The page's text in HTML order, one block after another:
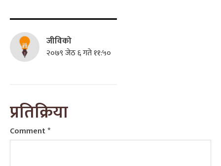
जीविको
२०७९ जेठ ६ गते ११:५०
प्रतिक्रिया
Comment*